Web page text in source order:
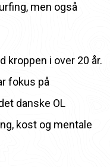
men også
kroppen i over 20 år.
fokus på
danske OL
kost og mentale